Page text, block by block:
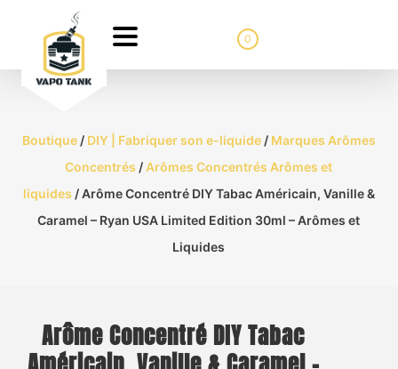
0
Boutique/ DIY | Fabriquer son e-liquide/ Marques Arômes
Concentrés / Arômes Concentrés Arômes et
liquides / Arôme Concentré DIY Tabac Américain, Vanille &
Caramel – Ryan USA Limited Edition 30ml – Arômes et
Liquides
Arôme Concentré DIY Tabac